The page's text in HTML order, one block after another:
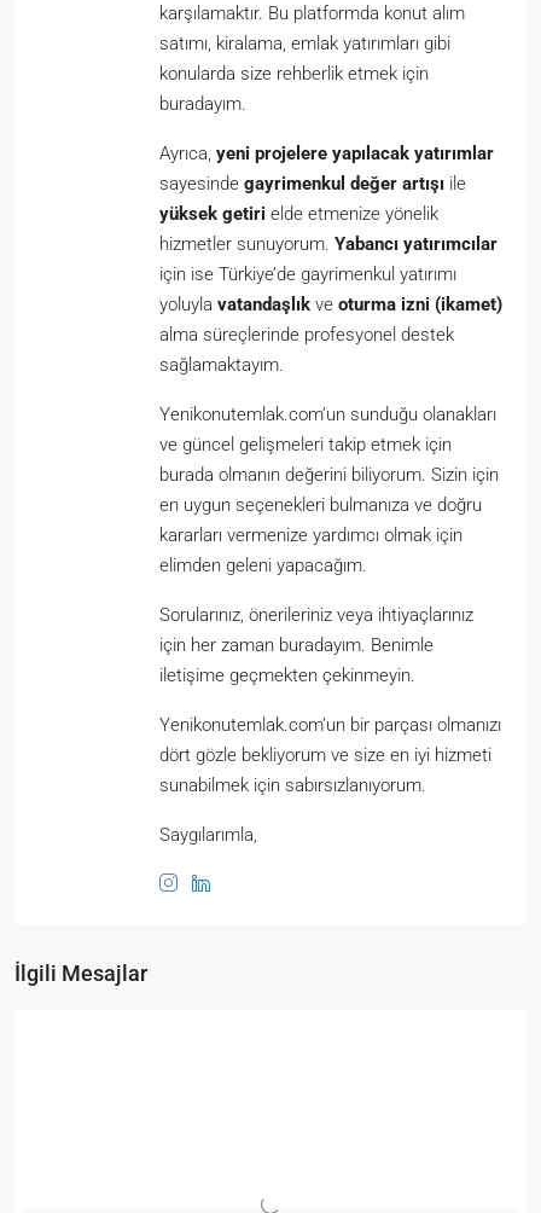
karşılamaktır. Bu platformda konut alım
satımı, kiralama, emlak yatırımları gibi
konularda size rehberlik etmek için
buradayım.
Ayrıca, yeni projelere yapılacak yatırımlar
sayesinde gayrimenkul değer artışı ile
yüksek getiri elde etmenize yönelik
hizmetler sunuyorum. Yabancı yatırımcılar
için ise Türkiye’de gayrimenkul yatırımı
yoluyla vatandaşlık ve oturma izni (ikamet)
alma süreçlerinde profesyonel destek
sağlamaktayım.
Yenikonutemlak.com’un sunduğu olanakları
ve güncel gelişmeleri takip etmek için
burada olmanın değerini biliyorum. Sizin için
en uygun seçenekleri bulmanıza ve doğru
kararları vermenize yardımcı olmak için
elimden geleni yapacağım.
Sorularınız, önerileriniz veya ihtiyaçlarınız
için her zaman buradayım. Benimle
iletişime geçmekten çekinmeyin.
Yenikonutemlak.com’un bir parçası olmanızı
dört gözle bekliyorum ve size en iyi hizmeti
sunabilmek için sabırsızlanıyorum.
Saygılarımla,
İlgili Mesajlar